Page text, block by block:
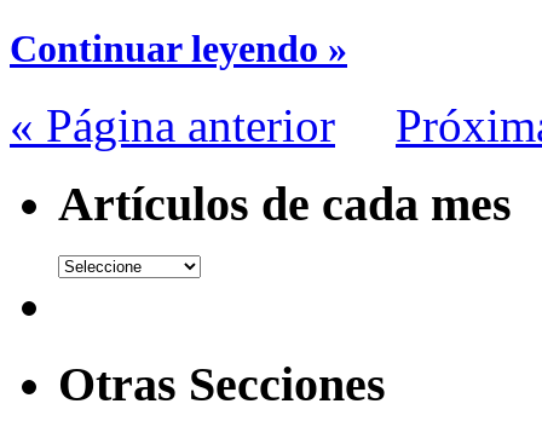
Continuar leyendo »
« Página anterior
Artículos de cada mes
Otras Secciones